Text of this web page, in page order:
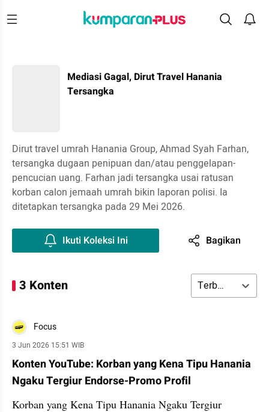
Mediasi Gagal, Dirut Travel Hanania
Tersangka
Dirut travel umrah Hanania Group, Ahmad Syah Farhan,
tersangka dugaan penipuan dan/atau penggelapan-
pencucian uang. Farhan jadi tersangka usai ratusan
korban calon jemaah umrah bikin laporan polisi. Ia
ditetapkan tersangka pada 29 Mei 2026.
Ikuti Koleksi Ini Bagikan
3 Konten Terbaru
Focus
3 Jun 2026 15:51 WIB
Konten YouTube: Korban yang Kena Tipu Hanania
Ngaku Tergiur Endorse-Promo Profil
Korban yang Kena Tipu Hanania Ngaku Tergiur